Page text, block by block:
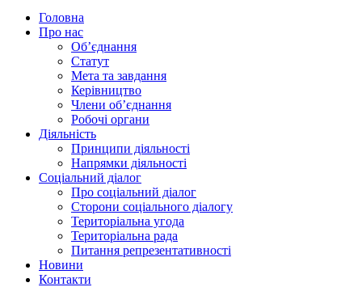
Головна
Про нас
Об’єднання
Статут
Мета та завдання
Керівництво
Члени об’єднання
Робочі органи
Діяльність
Принципи діяльності
Напрямки діяльності
Соціальний діалог
Про соціальний діалог
Сторони соціального діалогу
Територіальна угода
Територіальна рада
Питання репрезентативності
Новини
Контакти